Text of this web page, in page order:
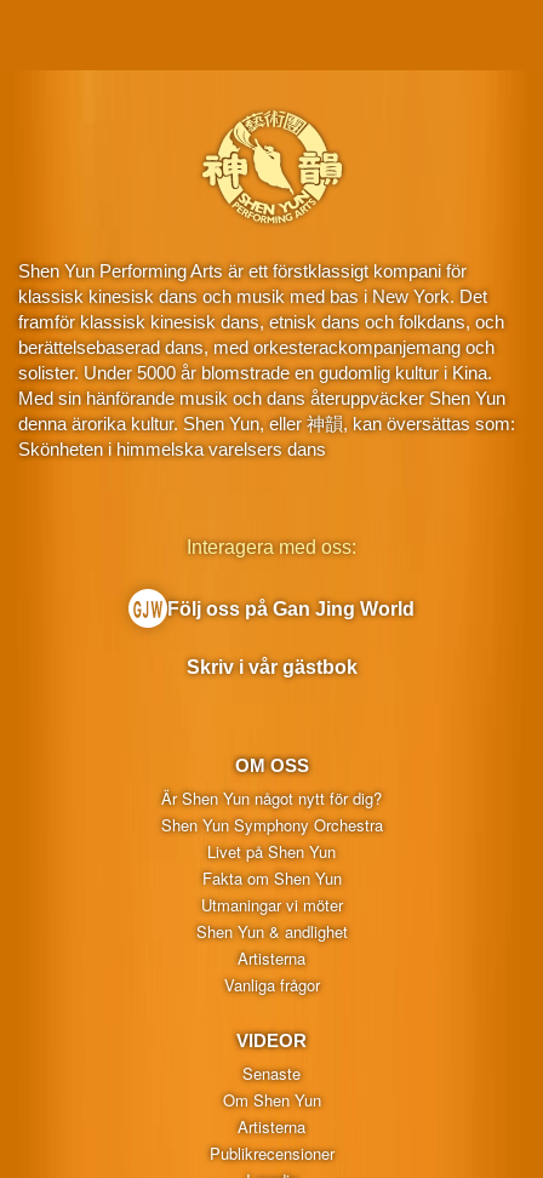
Shen Yun Performing Arts är ett förstklassigt kompani för
klassisk kinesisk dans och musik med bas i New York. Det
framför klassisk kinesisk dans, etnisk dans och folkdans, och
berättelsebaserad dans, med orkesterackompanjemang och
solister. Under 5000 år blomstrade en gudomlig kultur i Kina.
Med sin hänförande musik och dans återuppväcker Shen Yun
denna ärorika kultur. Shen Yun, eller 神韻, kan översättas som:
Skönheten i himmelska varelsers dans
OM OSS
Är Shen Yun något nytt för dig?
Shen Yun Symphony Orchestra
Livet på Shen Yun
Fakta om Shen Yun
Utmaningar vi möter
Shen Yun & andlighet
Artisterna
Vanliga frågor
VIDEOR
Senaste
Om Shen Yun
Artisterna
Publikrecensioner
Interagera med oss:
Följ oss på Gan Jing World
Skriv i vår gästbok